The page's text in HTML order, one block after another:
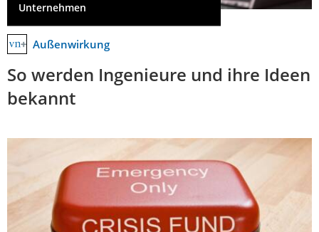
Unternehmen
Außenwirkung
So werden Ingenieure und ihre Ideen
bekannt